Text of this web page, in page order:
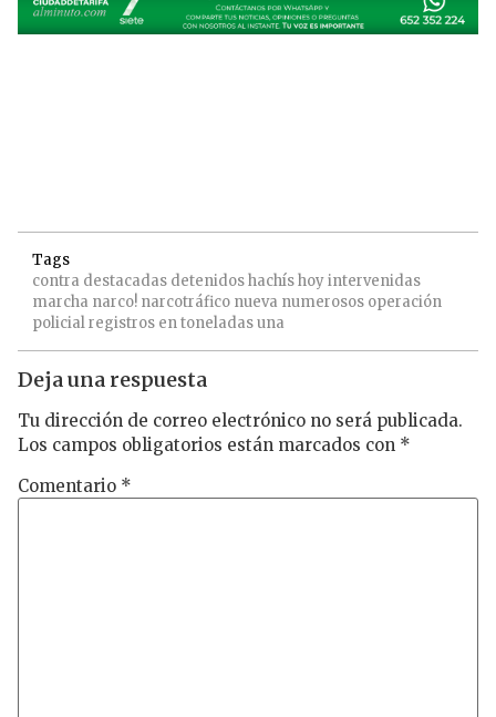
Tags
contra destacadas detenidoshachíshoyintervenidas
marcha narco! narcotráfico nueva numerosos operación
policialregistros entoneladasuna
Deja una respuesta
Tu dirección de correo electrónico no será publicada.
Los campos obligatorios están marcados con *
Comentario *